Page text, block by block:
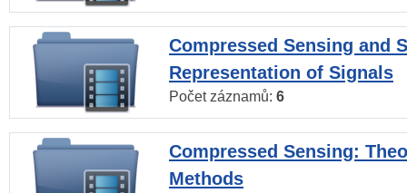
Compressed Sensing and
Representation of Signals
Počet záznamů: 6
Compressed Sensing:
Methods